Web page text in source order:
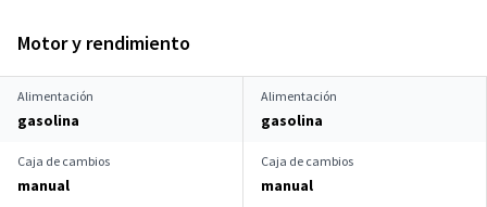
Motor y rendimiento
Alimentación
gasolina
Alimentación
gasolina
Caja de cambios
manual
Caja de cambios
manual